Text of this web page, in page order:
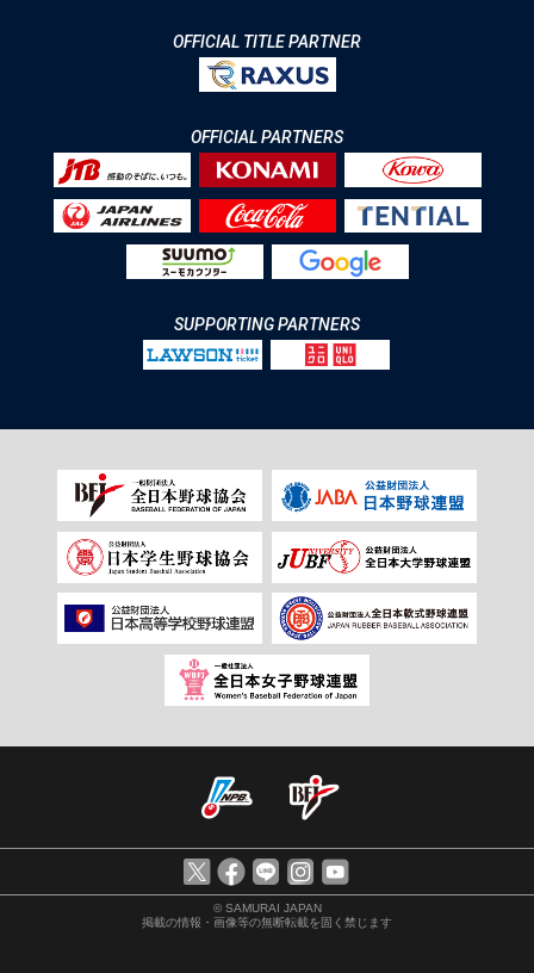
OFFICIAL TITLE PARTNER
OFFICIAL PARTNERS
SUPPORTING PARTNERS
© SAMURAI JAPAN
掲載の情報・画像等の無断転載を固く禁じます